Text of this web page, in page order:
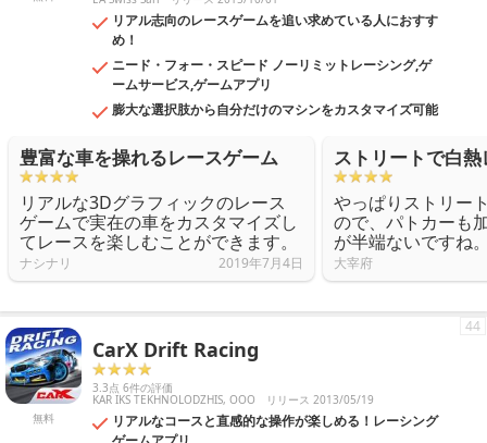
リアル志向のレースゲームを追い求めている人におすす
め！
ニード・フォー・スピード ノーリミットレーシング,ゲ
ームサービス,ゲームアプリ
膨大な選択肢から自分だけのマシンをカスタマイズ可能
豊富な車を操れるレースゲーム
リアルな3Dグラフィックのレース
ゲームで実在の車をカスタマイズし
てレースを楽しむことができます。
ナシナリ 2019年7月4日
ストリートで白熱
やっぱりストリー
ので、パトカーも
が半端ないですね
大宰府
無料
CarX Drift Racing
3.3点 6件の評価
KAR IKS TEKHNOLODZHIS, OOO リリース 2013/05/19
リアルなコースと直感的な操作が楽しめる！レーシング
44